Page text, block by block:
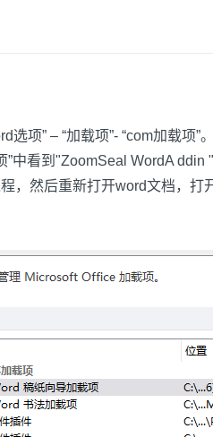
选项” – “加载项”- “com加载
中看到"ZoomSeal WordA
，然后重新打开word文档，打